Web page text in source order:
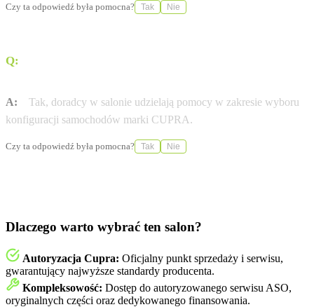
Czy ta odpowiedź była pomocna? Tak Nie
Q:
A:
Tak, doradcy w salonie udzielają pomocy w zakresie wyboru
konfiguracji samochodów marki CUPRA.
Czy ta odpowiedź była pomocna? Tak Nie
Dlaczego warto wybrać ten salon?
Autoryzacja Cupra: Oficjalny punkt sprzedaży i serwisu,
gwarantujący najwyższe standardy producenta.
Kompleksowość: Dostęp do autoryzowanego serwisu ASO,
oryginalnych części oraz dedykowanego finansowania.